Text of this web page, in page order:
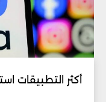
أكثر التطبيقات